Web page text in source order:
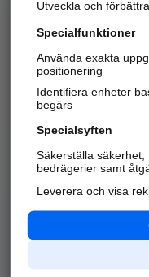
Alla kategorier
API & Kartor
Utveckla och
Specialfunktioner
Använda exakta
positionering
Identifiera enheter
begärs
Specialsyften
Säkerställa
bedrägerier samt
Leverera och visa